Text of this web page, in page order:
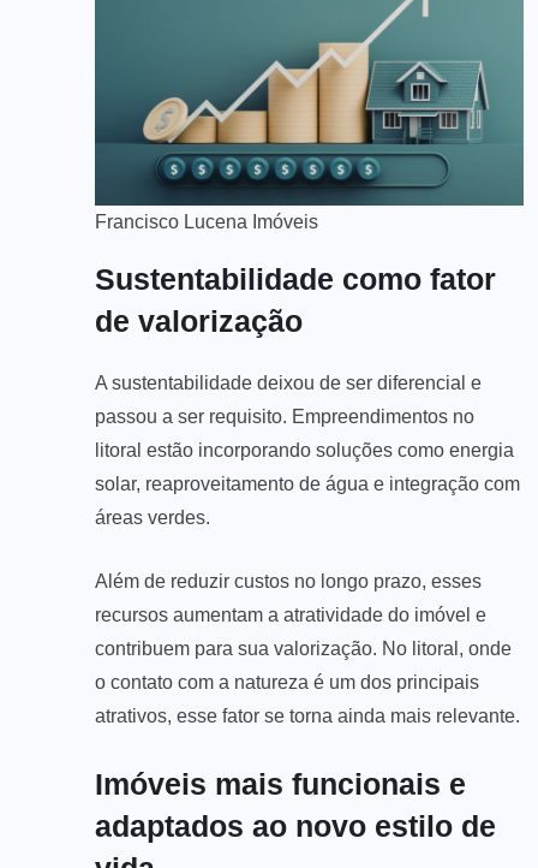
Francisco Lucena Imóveis
Sustentabilidade como fator
de valorização
A sustentabilidade deixou de ser diferencial e
passou a ser requisito. Empreendimentos no
litoral estão incorporando soluções como energia
solar, reaproveitamento de água e integração com
áreas verdes.
Além de reduzir custos no longo prazo, esses
recursos aumentam a atratividade do imóvel e
contribuem para sua valorização. No litoral, onde
o contato com a natureza é um dos principais
atrativos, esse fator se torna ainda mais relevante.
Imóveis mais funcionais e
adaptados ao novo estilo de